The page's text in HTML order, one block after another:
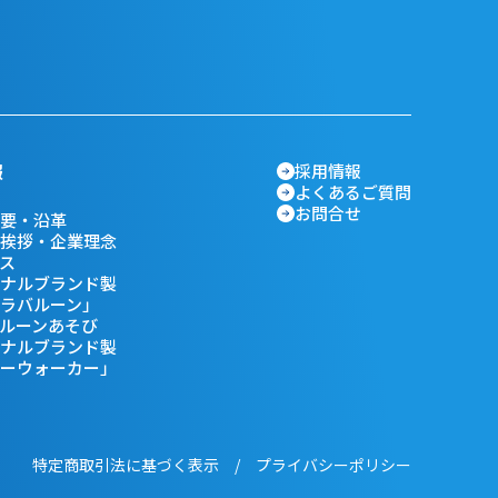
・沿革
拶・企業理念
ルブランド製
バルーン」
ーンあそび
ルブランド製
ウォーカー」
採用情報
よくあるご質問
お問合せ
特定商取引法に基づく表示 / プライバシーポリシー